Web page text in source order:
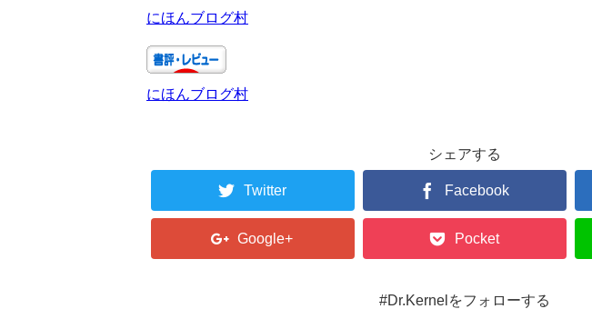
にほんブログ村
にほんブログ村
シェアする
Twitter Facebook
Google+ Pocket
#Dr.Kernelをフォローする